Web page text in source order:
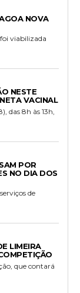
NOVA
viabilizada
NESTE
VACINAL
das 8h às 13h,
POR
NO DIA DOS
de
LIMEIRA
que contará